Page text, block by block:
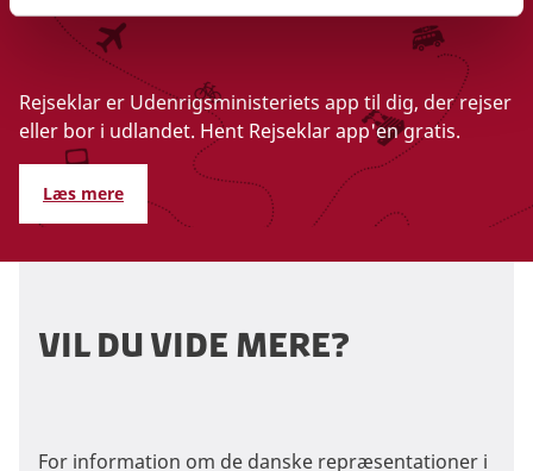
Rejseklar er Udenrigsministeriets app til dig, der rejser
eller bor i udlandet. Hent Rejseklar app'en gratis.
Læs mere
Vil du vide mere?
For information om de danske repræsentationer i